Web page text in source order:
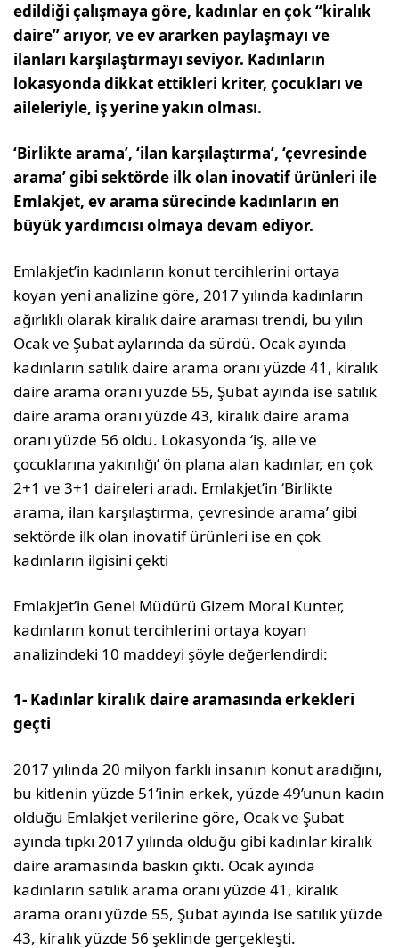
edildiği çalışmaya göre, kadınlar en çok “kiralık
daire” arıyor, ve ev ararken paylaşmayı ve
ilanları karşılaştırmayı seviyor. Kadınların
lokasyonda dikkat ettikleri kriter, çocukları ve
aileleriyle, iş yerine yakın olması.
‘Birlikte arama’, ‘ilan karşılaştırma’, ‘çevresinde
arama’ gibi sektörde ilk olan inovatif ürünleri ile
Emlakjet, ev arama sürecinde kadınların en
büyük yardımcısı olmaya devam ediyor.
Emlakjet’in kadınların konut tercihlerini ortaya
koyan yeni analizine göre, 2017 yılında kadınların
ağırlıklı olarak kiralık daire araması trendi, bu yılın
Ocak ve Şubat aylarında da sürdü. Ocak ayında
kadınların satılık daire arama oranı yüzde 41, kiralık
daire arama oranı yüzde 55, Şubat ayında ise satılık
daire arama oranı yüzde 43, kiralık daire arama
oranı yüzde 56 oldu. Lokasyonda ‘iş, aile ve
çocuklarına yakınlığı’ ön plana alan kadınlar, en çok
2+1 ve 3+1 daireleri aradı. Emlakjet’in ‘Birlikte
arama, ilan karşılaştırma, çevresinde arama’ gibi
sektörde ilk olan inovatif ürünleri ise en çok
kadınların ilgisini çekti
Emlakjet’in Genel Müdürü Gizem Moral Kunter,
kadınların konut tercihlerini ortaya koyan
analizindeki 10 maddeyi şöyle değerlendirdi:
1- Kadınlar kiralık daire aramasında erkekleri
geçti
2017 yılında 20 milyon farklı insanın konut aradığını,
bu kitlenin yüzde 51’inin erkek, yüzde 49’unun kadın
olduğu Emlakjet verilerine göre, Ocak ve Şubat
ayında tıpkı 2017 yılında olduğu gibi kadınlar kiralık
daire aramasında baskın çıktı. Ocak ayında
kadınların satılık arama oranı yüzde 41, kiralık
arama oranı yüzde 55, Şubat ayında ise satılık yüzde
43, kiralık yüzde 56 şeklinde gerçekleşti.